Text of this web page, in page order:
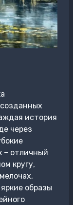
история
через
– отличный
кругу,
образы